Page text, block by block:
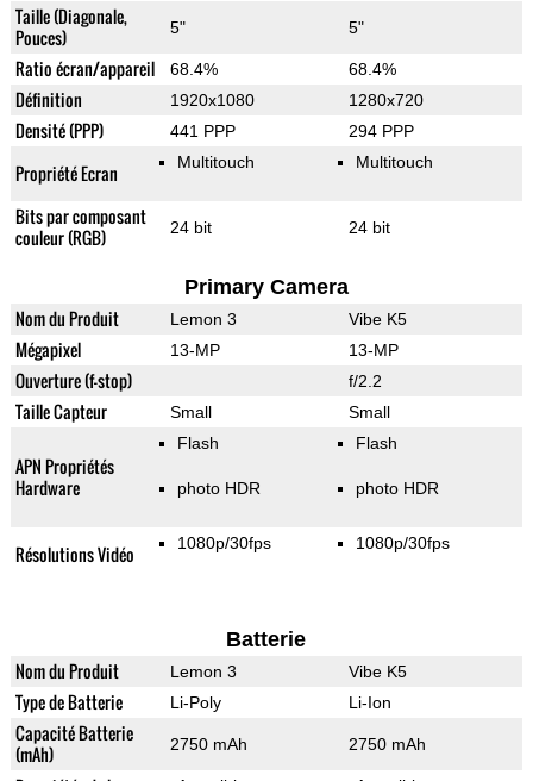
Taille (Diagonale,
Pouces)
5" 5"
Ratio écran/appareil 68.4% 68.4%
Définition 1920x1080 1280x720
Densité (PPP) 441 PPP 294 PPP
Propriété Ecran Multitouch Multitouch
Bits par composant
couleur (RGB)
24 bit 24 bit
Primary Camera
Nom du Produit Lemon 3 Vibe K5
Mégapixel 13-MP 13-MP
Ouverture (f-stop) f/2.2
Taille Capteur Small Small
APN Propriétés
Hardware
Flash
photo HDR
Flash
photo HDR
Résolutions Vidéo 1080p/30fps 1080p/30fps
Batterie
Nom du Produit Lemon 3 Vibe K5
Type de Batterie Li-Poly Li-Ion
Capacité Batterie
(mAh)
2750 mAh 2750 mAh